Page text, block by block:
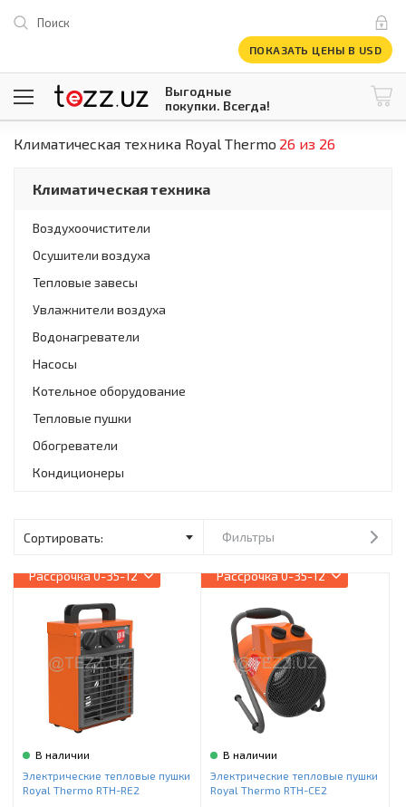
Поиск
ПОКАЗАТЬ ЦЕНЫ В USD
Выгодные
покупки. Всегда!
1 USD = 12 296.16 сум\ @tezzuz
Все категории
Компьютеры и оргтехника
Телевизоры
Климатическая техника
Встраиваемая техника
Инструменты и техника
Товары для дома
Климатическая техника
Встраиваемая техника
Крупнобытовая техника
Мелкая бытовая техника
Климатическая техника Royal Thermo 26 из 26
Климатическая техника
Воздухоочистители
Осушители воздуха
Тепловые завесы
Увлажнители воздуха
Водонагреватели
Насосы
Котельное оборудование
Тепловые пушки
Обогреватели
Кондиционеры
Фильтры
Рассрочка0-35-12
В наличии
Электрические тепловые пушки
Royal Thermo RTH-RE2
Рассрочка0-35-12
В наличии
Электрические тепловые пушки
Royal Thermo RTH-CE2